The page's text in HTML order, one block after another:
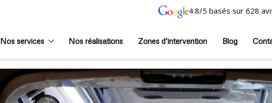
4.8/5 basés sur 628
Nos services Nos réalisations Zones d’intervention Blog